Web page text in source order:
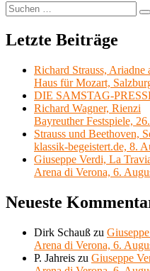
Suchen
nach:
Letzte Beiträge
Richard Strauss, Ariadne
Haus für Mozart,
DIE SAMSTAG-
Richard Wagner, Rienzi
Bayreuther Festspiele,
Strauss und Beethoven,
klassik-begeistert.de, 8.
Giuseppe Verdi, La
Arena di Verona, 6.
Neueste
Dirk Schauß zu
Arena di Verona, 6.
P. Jahreis zu Giuseppe